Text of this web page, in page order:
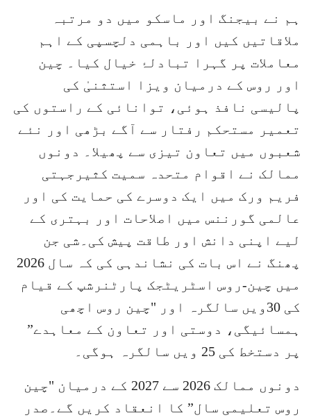
ہم نے بیجنگ اور ماسکو میں دو مرتبہ
ملاقاتیں کیں اور باہمی دلچسپی کے اہم
معاملات پر گہرا تبادلۂ خیال کیا۔ چین
اور روس کے درمیان ویزا استثنیٰ کی
پالیسی نافذ ہوئی، توانائی کے راستوں کی
تعمیر مستحکم رفتار سے آگے بڑھی اور نئے
شعبوں میں تعاون تیزی سے پھیلا۔ دونوں
ممالک نے اقوام متحدہ سمیت کثیرجہتی
فریم ورک میں ایک دوسرے کی حمایت کی اور
عالمی گورننس میں اصلاحات اور بہتری کے
لیے اپنی دانش اور طاقت پیش کی۔شی جن
پھنگ نے اس بات کی نشاندہی کی کہ سال 2026
میں چین-روس اسٹریٹجک پارٹنرشپ کے قیام
کی 30ویں سالگرہ اور "چین روس اچھی
ہمسائیگی، دوستی اور تعاون کے معاہدے”
پر دستخط کی 25 ویں سالگرہ ہوگی۔
دونوں ممالک 2026 سے 2027 کے درمیان "چین
روس تعلیمی سال” کا انعقاد کریں گے۔صدر